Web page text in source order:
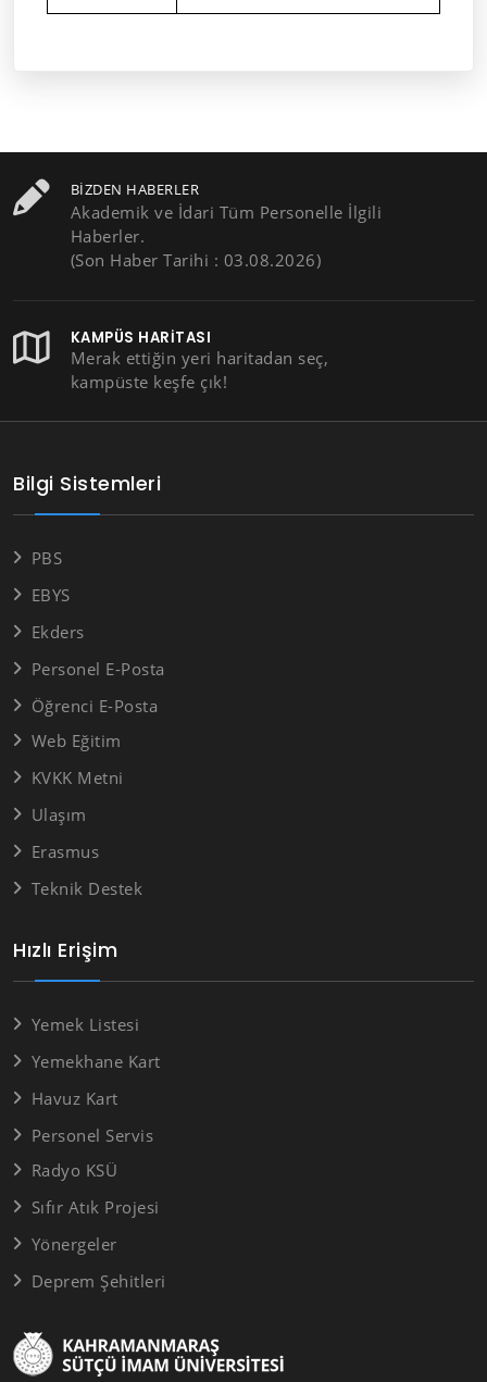
BIZDEN HABERLER
Akademik ve İdari Tüm Personelle İlgili
Haberler.
(Son Haber Tarihi : 03.08.2026)
KAMPÜS HARITASI
Merak ettiğin yeri haritadan seç,
kampüste keşfe çık!
Hızlı Erişim
Yemek Listesi
Yemekhane Kart
Havuz Kart
Personel Servis
Radyo KSÜ
Sıfır Atık Projesi
Yönergeler
Deprem Şehitleri
Bilgi Sistemleri
PBS
EBYS
Ekders
Personel E-Posta
Öğrenci E-Posta
Web Eğitim
KVKK Metni
Ulaşım
Erasmus
Teknik Destek